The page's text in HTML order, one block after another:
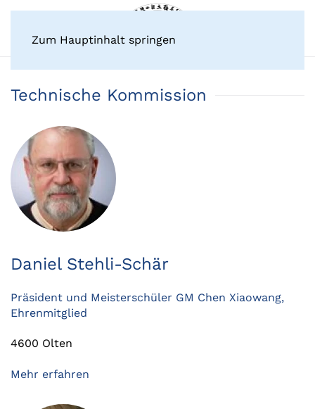
Zum Hauptinhalt springen
Technische Kommission
Daniel Stehli-Schär
Präsident und Meisterschüler GM Chen Xiaowang,
Ehrenmitglied
4600 Olten
Mehr erfahren